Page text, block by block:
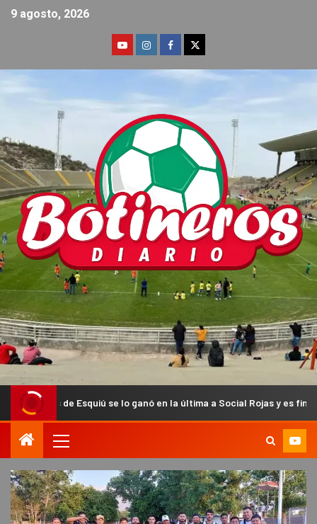
9 agosto, 2026
Esquiú se lo ganó en la última a Social Rojas y es finalista del Anual